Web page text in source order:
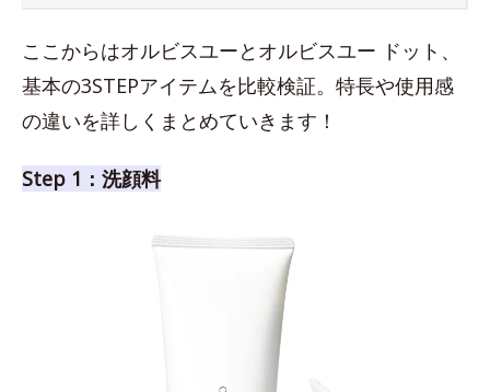
ここからはオルビスユーとオルビスユー ドット、
基本の3STEPアイテムを比較検証。特長や使用感
の違いを詳しくまとめていきます！
Step 1：洗顔料